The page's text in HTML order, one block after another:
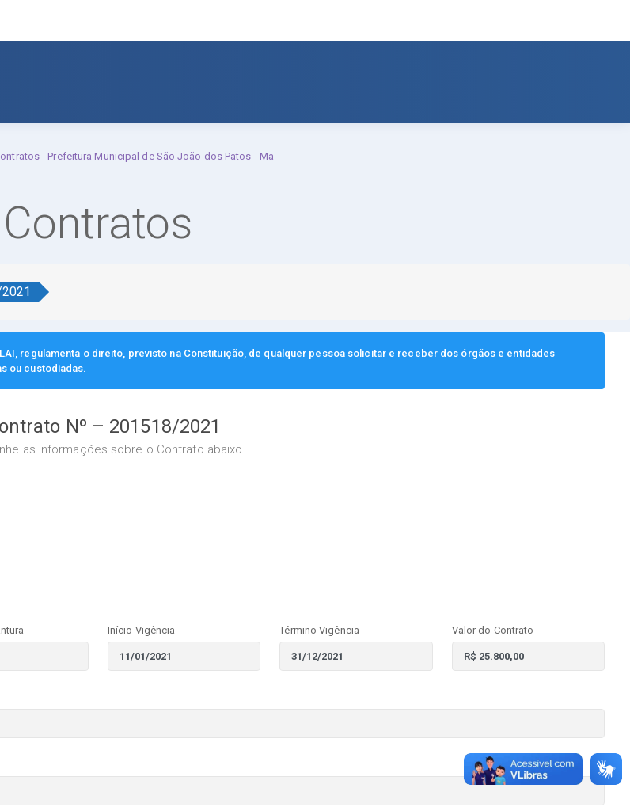
Contratos
regulamenta o direito, previsto na Constituição, de qualquer pessoa solicitar e receber dos órgãos e entidades
ou custodiadas.
Nº – 201518/2021
as informações sobre o Contrato abaixo
Início Vigência Término Vigência Valor do Contrato